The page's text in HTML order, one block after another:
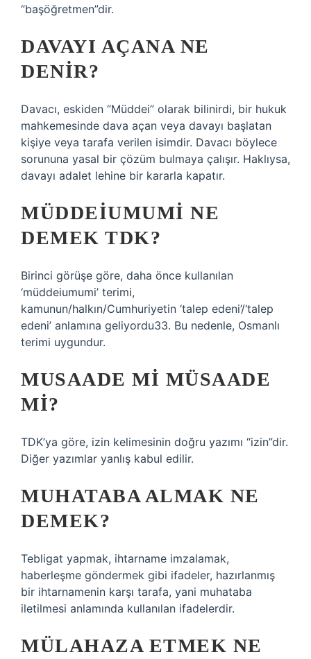
“başöğretmen”dir.
DAVAYI AÇANA NE
DENIR?
Davacı, eskiden “Müddei” olarak bilinirdi, bir hukuk
mahkemesinde dava açan veya davayı başlatan
kişiye veya tarafa verilen isimdir. Davacı böylece
sorununa yasal bir çözüm bulmaya çalışır. Haklıysa,
davayı adalet lehine bir kararla kapatır.
MÜDDEIUMUMI NE
DEMEK TDK?
Birinci görüşe göre, daha önce kullanılan
‘müddeiumumi’ terimi,
kamunun/halkın/Cumhuriyetin ‘talep edeni’/‘talep
edeni’ anlamına geliyordu33. Bu nedenle, Osmanlı
terimi uygundur.
MUSAADE MI MÜSAADE
MI?
TDK’ya göre, izin kelimesinin doğru yazımı “izin”dir.
Diğer yazımlar yanlış kabul edilir.
MUHATABA ALMAK NE
DEMEK?
Tebligat yapmak, ihtarname imzalamak,
haberleşme göndermek gibi ifadeler, hazırlanmış
bir ihtarnamenin karşı tarafa, yani muhataba
iletilmesi anlamında kullanılan ifadelerdir.
MÜLAHAZA ETMEK NE